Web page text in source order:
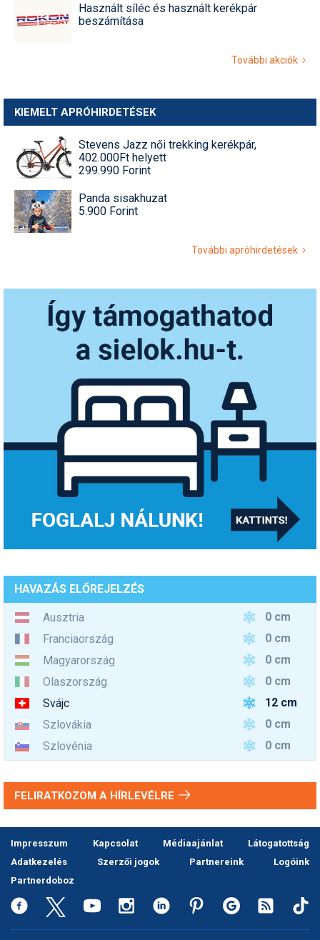
Használt síléc és használt kerékpár
beszámítása
További akciók
KIEMELT APRÓHIRDETÉSEK
Stevens Jazz női trekking kerékpár,
402.000Ft helyett
299.990 Forint
Panda sisakhuzat
5.900 Forint
További apróhirdetések
HAVAZÁS ELŐREJELZÉS
Ausztria
0 cm
Franciaország
0 cm
Magyarország
0 cm
Olaszország
0 cm
Svájc
12 cm
Szlovákia
0 cm
Szlovénia
0 cm
FELIRATKOZOM A HÍRLEVÉLRE
Impresszum Kapcsolat Médiaajánlat
Látogatottság
Adatkezelés
Szerzői jogok Partnereink
Logóink
Partnerdoboz